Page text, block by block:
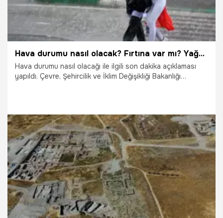
Hava durumu nasıl olacak? Fırtına var mı? Yağmur var mı? Meteoroloji hava durumunu açıkladı mı? Hangi gün fırtına çıkacak? İstanbul'da hava durumu nasıl olacak? Ankara'da hava durumu nasıl olacak? İstanbul'da yağmur var mı?
Hava durumu nasıl olacağı ile ilgili son dakika açıklaması
yapıldı. Çevre, Şehircilik ve İklim Değişikliği Bakanlığı
mı? Yağmur var mı? Meteoroloji hava durumunu açıkladı mı?
Hangi gün fırtına çıkacak? İstanbul'da hava durumu nasıl
olacak? Ankara'da hava durumu nasıl olacak? İstanbul'da
yağmur var mı? İşte yanıtı...
28.07.2026 Gündem